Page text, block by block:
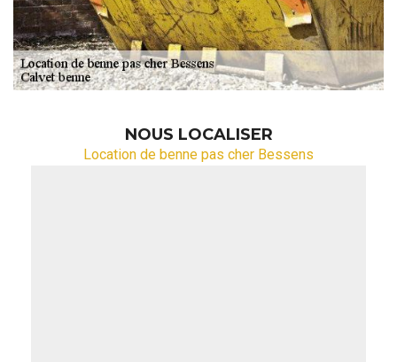
NOUS LOCALISER
Location de benne pas cher Bessens